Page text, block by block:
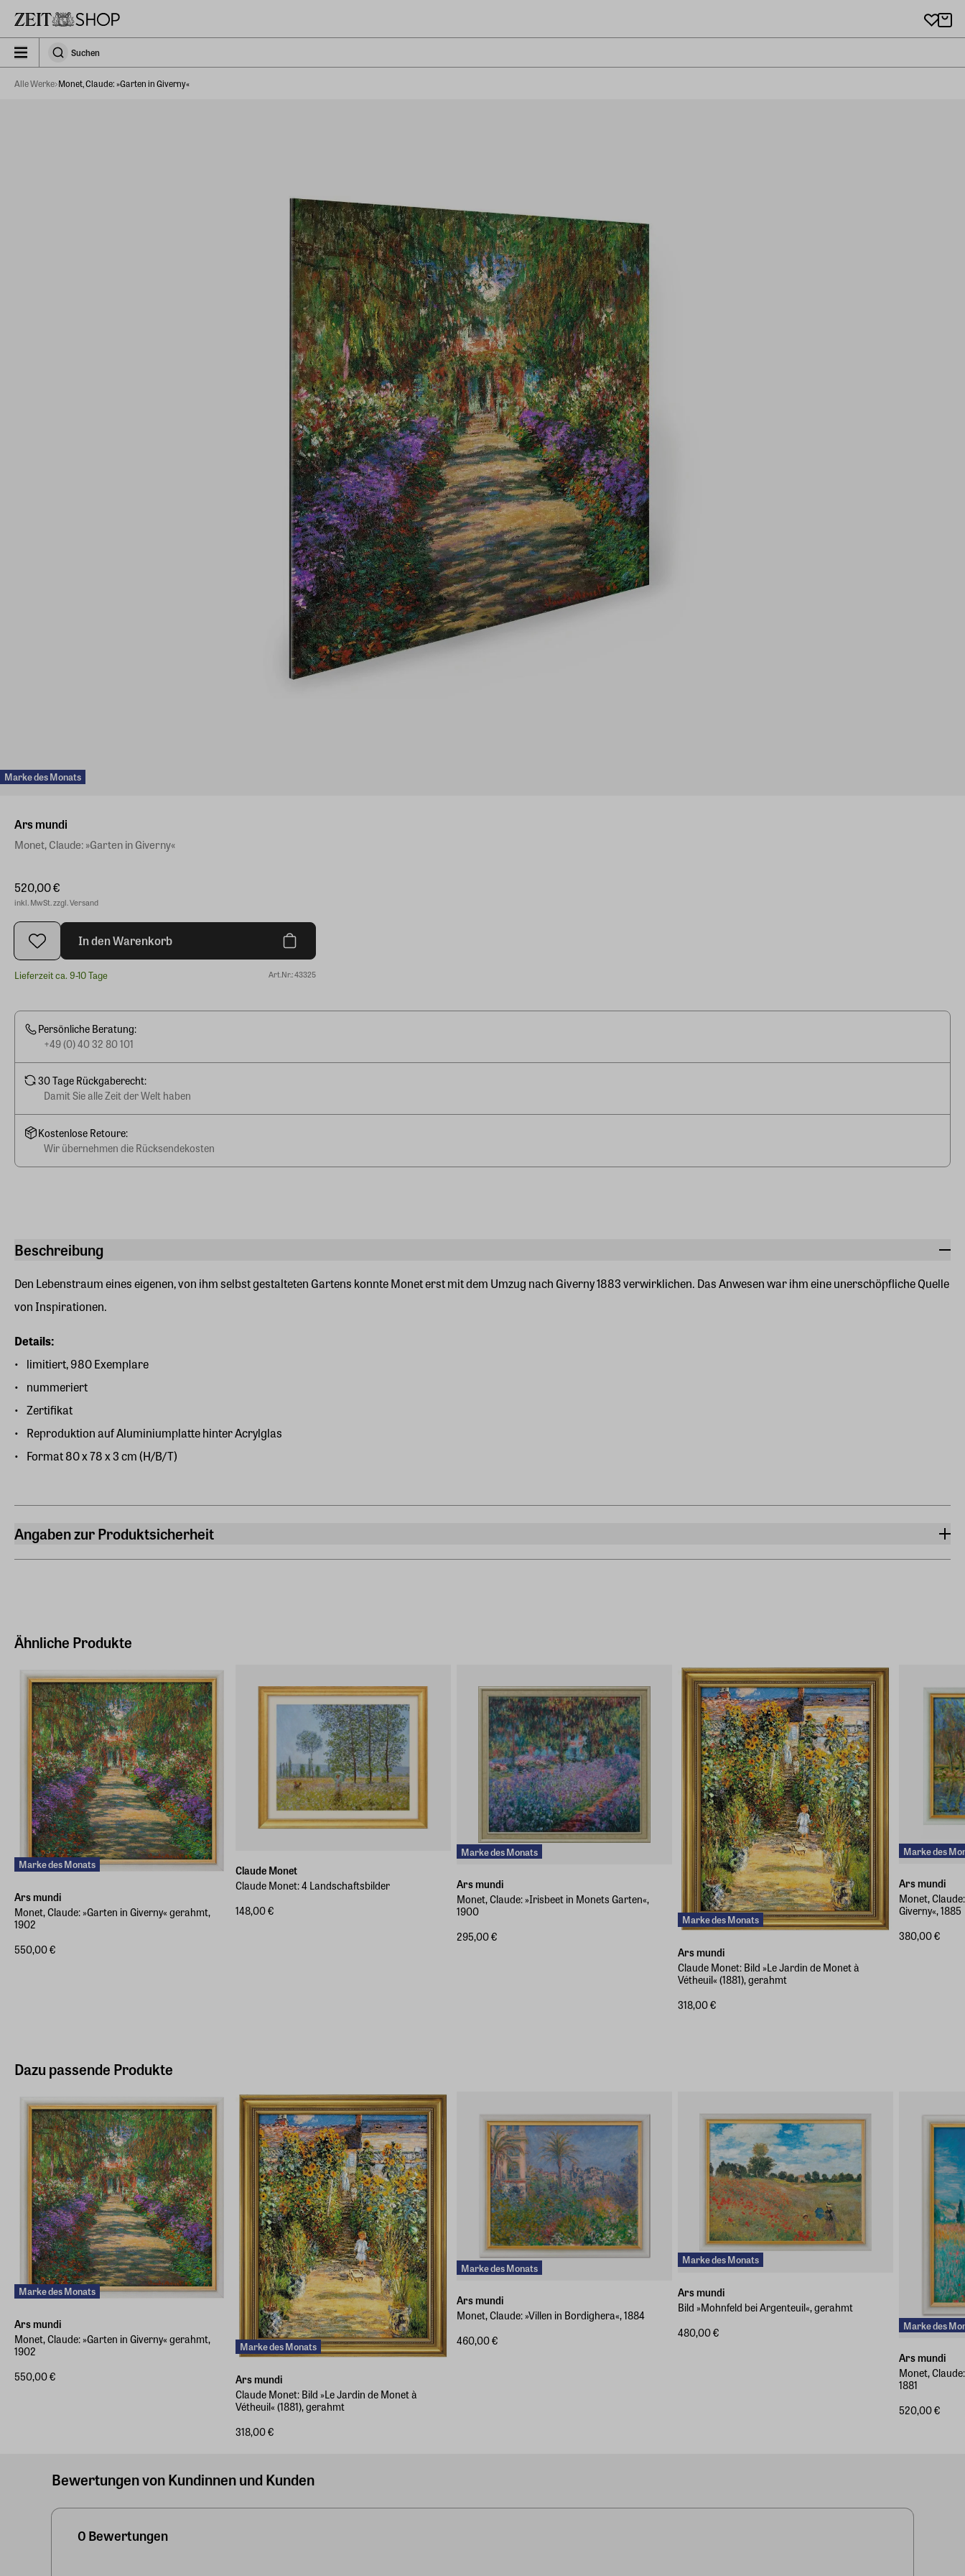
zeit_storefront.components.search.collapsed
SuchenSuchen
Alle Werke Monet, Claude: »Garten in Giverny«
Marke des Monats
Beschreibung
Den Lebenstraum eines eigenen, von ihm selbst gestalteten Gartens konnte Monet erst mit dem Umzug nach Giverny 1883 verwirklichen. Das Anwesen war ihm eine unerschöpfliche Quelle
von Inspirationen.
Details:
limitiert, 980 Exemplare
nummeriert
Zertifikat
Reproduktion auf Aluminiumplatte hinter Acrylglas
Format 80 x 78 x 3 cm (H/B/T)
Angaben zur Produktsicherheit
Deutschland (EU)
info@arsmundi.de
Ars mundi
Monet, Claude: »Garten in Giverny«
520,00 €
inkl. MwSt. zzgl. Versand
In den Warenkorb
Lieferzeit ca. 9-10 Tage Art.Nr.: 43325
Persönliche Beratung:
+49 (0) 40 32 80 101
30 Tage Rückgaberecht:
Damit Sie alle Zeit der Welt haben
Kostenlose Retoure:
Wir übernehmen die Rücksendekosten
Ähnliche Produkte
Marke des Monats
Ars mundi
Monet, Claude: »Garten in Giverny« gerahmt,
1902
550,00 €
Claude Monet
Claude Monet: 4 Landschaftsbilder
148,00 €
Marke des Monats
Ars mundi
Monet, Claude: »Irisbeet in Monets Garten«,
1900
295,00 €
Marke des Monats
Ars mundi
Claude Monet: Bild »Le Jardin de Monet à
Vétheuil« (1881), gerahmt
318,00 €
Marke des
Ars mundi
Monet,
Giverny«, 1885
380,00 €
Dazu passende Produkte
Marke des Monats
Ars mundi
Monet, Claude: »Garten in Giverny« gerahmt,
1902
550,00 €
Marke des Monats
Ars mundi
Claude Monet: Bild »Le Jardin de Monet à
Vétheuil« (1881), gerahmt
318,00 €
Marke des Monats
Ars mundi
Monet, Claude: »Villen in Bordighera«, 1884
460,00 €
Marke des Monats
Ars mundi
Bild »Mohnfeld bei Argenteuil«, gerahmt
480,00 €
Marke des
Ars mundi
Monet,
1881
520,00 €
Bewertungen von Kundinnen und Kunden
0 Bewertungen